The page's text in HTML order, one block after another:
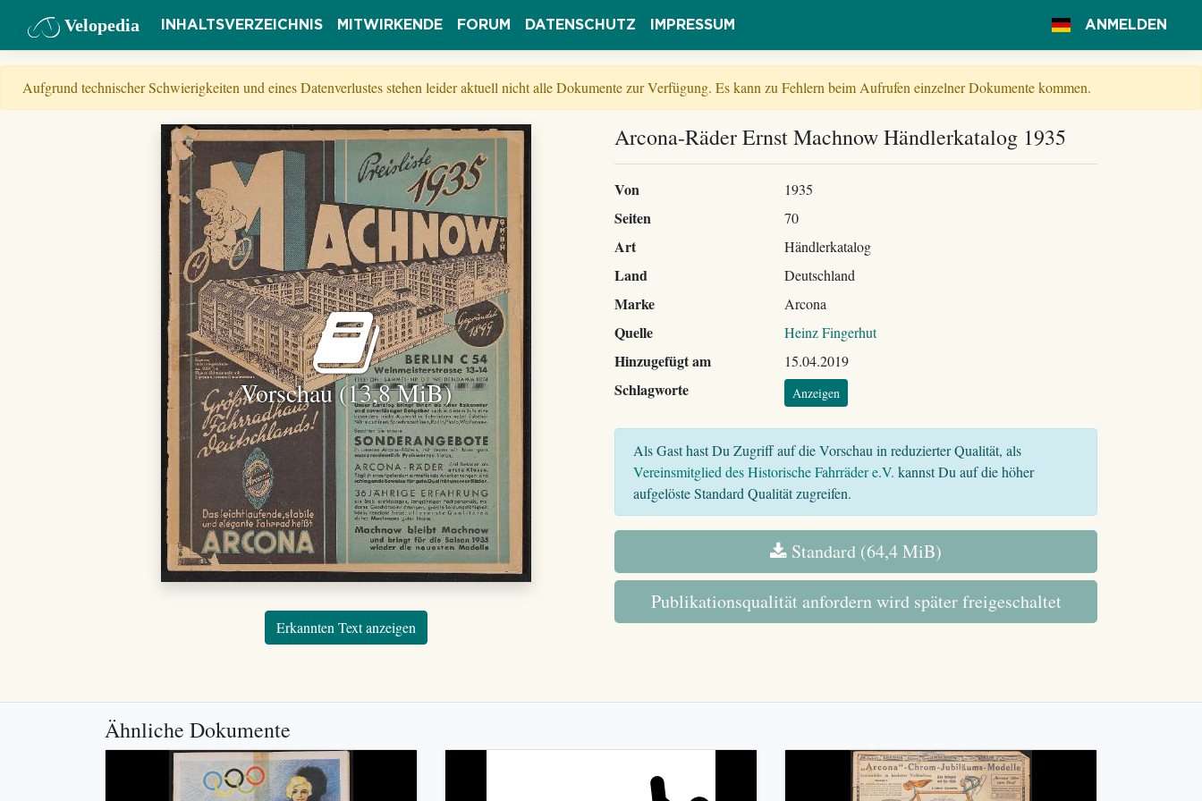
Velopedia INHALTSVERZEICHNIS MITWIRKENDE FORUM DATENSCHUTZ IMPRESSUM ANMELDEN
Aufgrund technischer Schwierigkeiten und eines Datenverlustes stehen leider aktuell nicht alle Dokumente zur Verfügung. Es kann zu Fehlern beim Aufrufen einzelner Dokumente kommen.
Vorschau (13,8 MiB)
Erkannten Text anzeigen
Arcona-Räder Ernst Machnow Händlerkatalog 1935
Von 1935
Seiten 70
Art Händlerkatalog
Land Deutschland
Marke Arcona
Quelle Heinz Fingerhut
Hinzugefügt am 15.04.2019
Schlagworte Anzeigen
Als Gast hast Du Zugriff auf die Vorschau in reduzierter Qualität, als
Vereinsmitglied des Historische Fahrräder e.V. kannst Du auf die höher
aufgelöste Standard Qualität zugreifen.
Standard (64,4 MiB)
Publikationsqualität anfordern wird später freigeschaltet
Ähnliche Dokumente